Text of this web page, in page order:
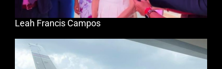
Leah Francis Campos